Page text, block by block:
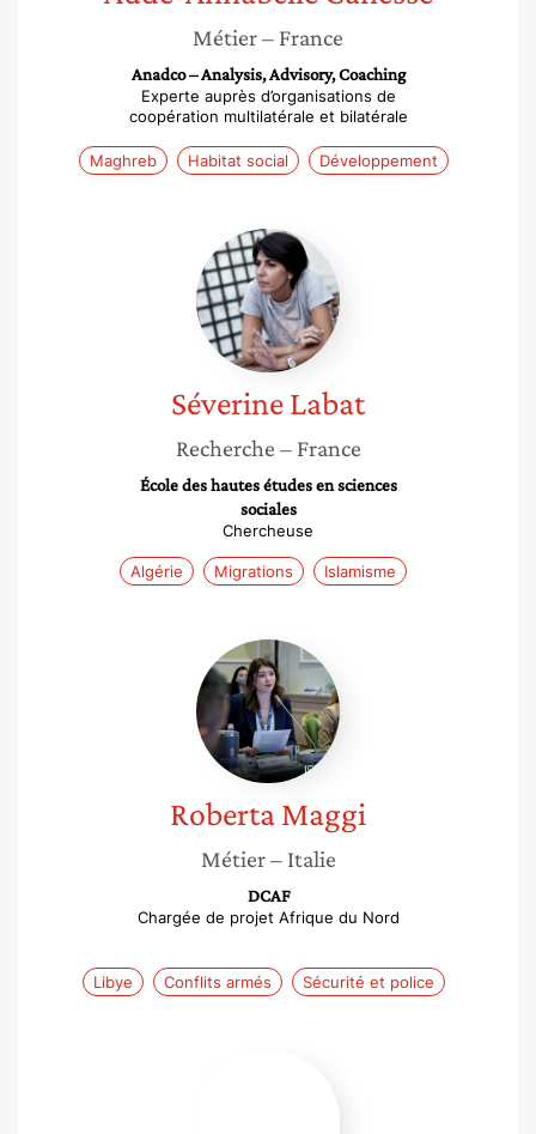
Métier– France
Anadco – Analysis, Advisory, Coaching
Experte auprès d’organisations de
coopération multilatérale et bilatérale
Maghreb Habitat social Développement
Séverine
Labat
SéverineLabat
Recherche – France
École des hautes études en sciences
sociales
Chercheuse
Algérie Migrations Islamisme
Roberta
Maggi
RobertaMaggi
Métier – Italie
DCAF
Chargée de projet Afrique du Nord
Libye Conflits armés Sécurité et police